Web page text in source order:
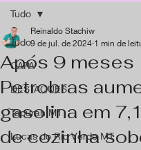
Tudo
CAPA
DESTAQUES
Tapurah MT
Lucas do Rio Verde MT
Tudo
Após 9 meses
Petrobras
gasolina em
de cozinha
Reinaldo Stachiw
9 de jul. de 2024 1 min de